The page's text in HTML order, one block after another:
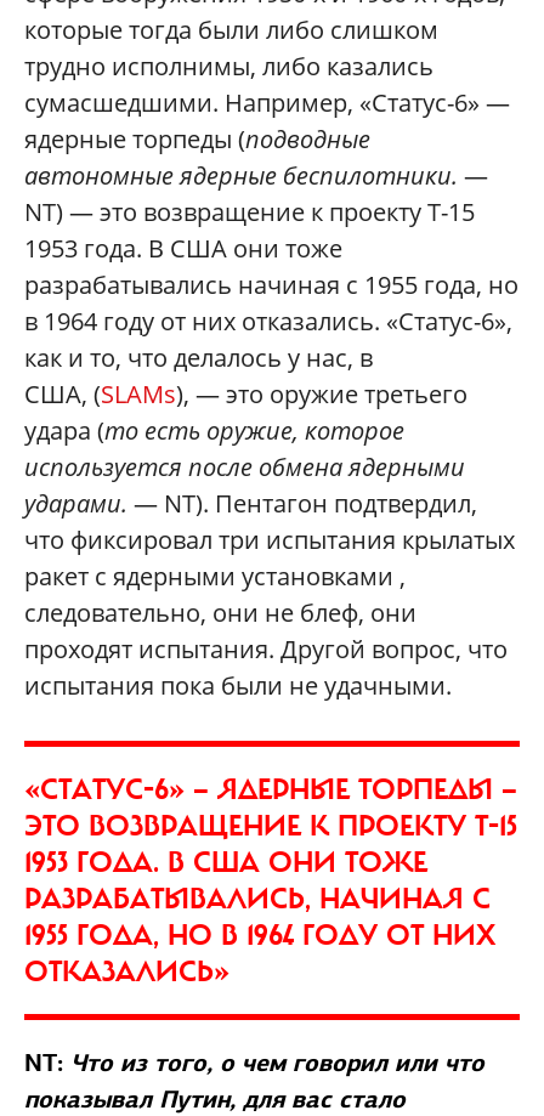
которые тогда были либо слишком
трудно исполнимы, либо казались
сумасшедшими. Например, «Статус-6» —
ядерные торпеды (подводные
автономные ядерные беспилотники. —
NT) — это возвращение к проекту T-15
1953 года. В США они тоже
разрабатывались начиная с 1955 года, но
в 1964 году от них отказались. «Статус-6»,
как и то, что делалось у нас, в
США, (SLAMs), — это оружие третьего
удара (то есть оружие, которое
используется после обмена ядерными
ударами. — NT). Пентагон подтвердил,
что фиксировал три испытания крылатых
ракет с ядерными установками ,
следовательно, они не блеф, они
проходят испытания. Другой вопрос, что
испытания пока были не удачными.
«СТАТУС-6» — ЯДЕРНЫЕ ТОРПЕДЫ —
ЭТО ВОЗВРАЩЕНИЕ К ПРОЕКТУ T-15
1953 ГОДА. В США ОНИ ТОЖЕ
РАЗРАБАТЫВАЛИСЬ, НАЧИНАЯ С
1955 ГОДА, НО В 1964 ГОДУ ОТ НИХ
ОТКАЗАЛИСЬ»
NT: Что из того, о чем говорил или что
показывал Путин, для вас стало